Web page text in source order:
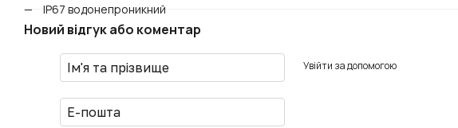
IP67 водонепроникний
Новий відгук або коментар
Увійти за допомогою